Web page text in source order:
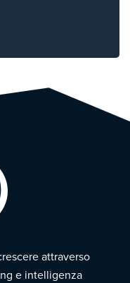
attraverso
e intelligenza